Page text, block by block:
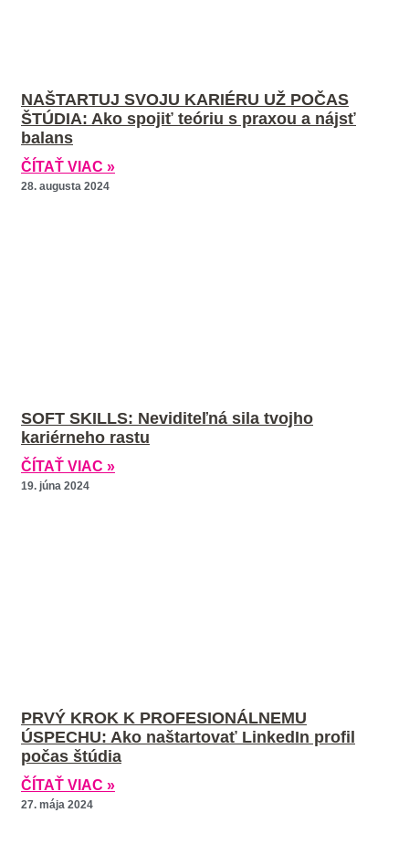
NAŠTARTUJ SVOJU KARIÉRU UŽ POČAS
ŠTÚDIA: Ako spojiť teóriu s praxou a nájsť
balans
ČÍTAŤ VIAC »
28. augusta 2024
SOFT SKILLS: Neviditeľná sila tvojho
kariérneho rastu
ČÍTAŤ VIAC »
19. júna 2024
PRVÝ KROK K PROFESIONÁLNEMU
ÚSPECHU: Ako naštartovať LinkedIn profil
počas štúdia
ČÍTAŤ VIAC »
27. mája 2024